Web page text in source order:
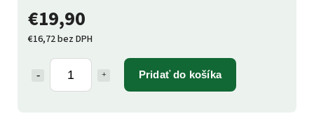
€19,90
€16,72 bez DPH
Pridať do košíka